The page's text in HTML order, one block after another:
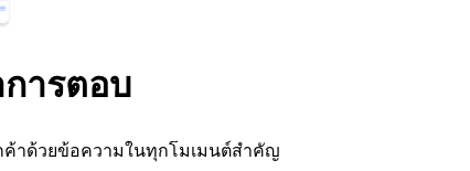
ารตอบ
าด้วยข้อความในทุกโมเมนต์สำคัญ